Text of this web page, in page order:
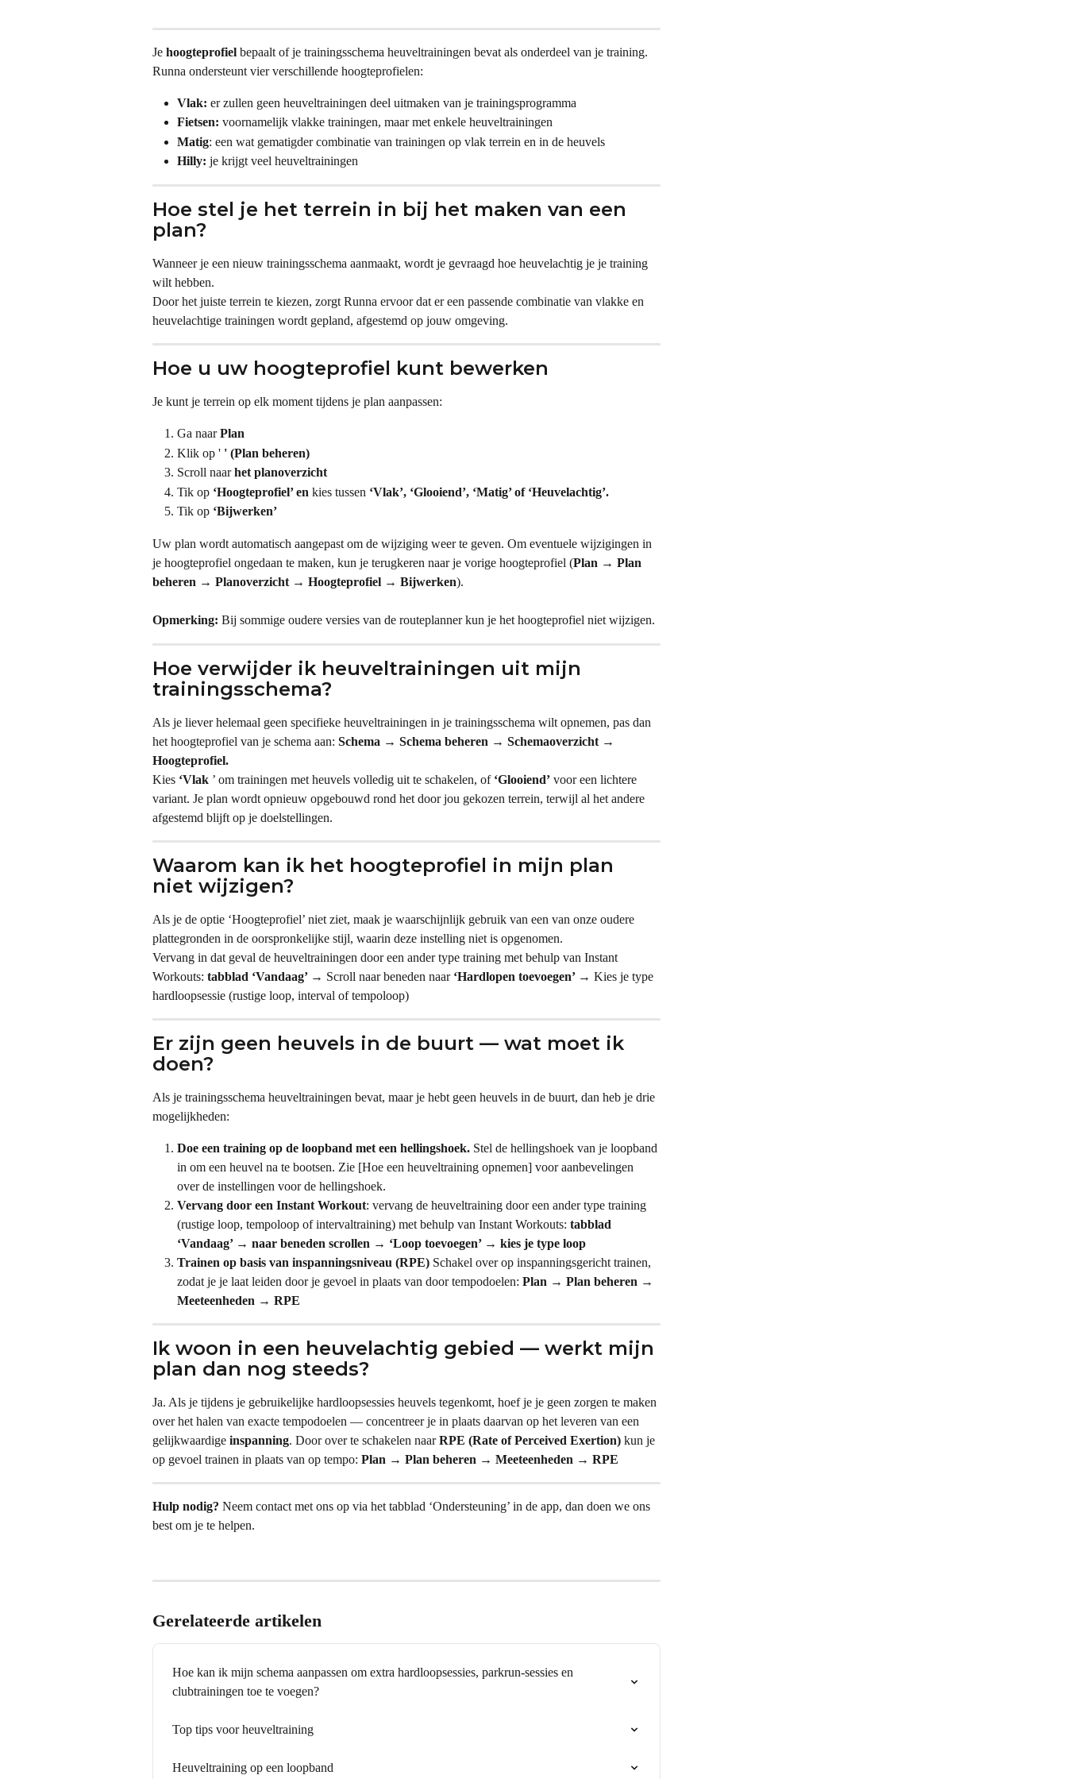
Je hoogteprofiel bepaalt of je trainingsschema heuveltrainingen bevat als onderdeel van je training.
Runna ondersteunt vier verschillende hoogteprofielen:
Vlak: er zullen geen heuveltrainingen deel uitmaken van je trainingsprogramma
Fietsen: voornamelijk vlakke trainingen, maar met enkele heuveltrainingen
Matig: een wat gematigder combinatie van trainingen op vlak terrein en in de heuvels
Hilly: je krijgt veel heuveltrainingen
Hoe stel je het terrein in bij het maken van een
plan?
Wanneer je een nieuw trainingsschema aanmaakt, wordt je gevraagd hoe heuvelachtig je je training
wilt hebben.
Door het juiste terrein te kiezen, zorgt Runna ervoor dat er een passende combinatie van vlakke en
heuvelachtige trainingen wordt gepland, afgestemd op jouw omgeving.
Hoe u uw hoogteprofiel kunt bewerken
Je kunt je terrein op elk moment tijdens je plan aanpassen:
Ga naar Plan
Klik op ' ' (Plan beheren)
Scroll naar het planoverzicht
Tik op ‘Hoogteprofiel’ en kies tussen ‘Vlak’, ‘Glooiend’, ‘Matig’ of ‘Heuvelachtig’.
Tik op ‘Bijwerken’
Uw plan wordt automatisch aangepast om de wijziging weer te geven. Om eventuele wijzigingen in
je hoogteprofiel ongedaan te maken, kun je terugkeren naar je vorige hoogteprofiel (Plan → Plan
beheren → Planoverzicht → Hoogteprofiel → Bijwerken).
Opmerking: Bij sommige oudere versies van de routeplanner kun je het hoogteprofiel niet wijzigen.
Hoe verwijder ik heuveltrainingen uit mijn
trainingsschema?
Als je liever helemaal geen specifieke heuveltrainingen in je trainingsschema wilt opnemen, pas dan
het hoogteprofiel van je schema aan: Schema → Schema beheren → Schemaoverzicht →
Hoogteprofiel.
Kies ‘Vlak ’ om trainingen met heuvels volledig uit te schakelen, of ‘Glooiend’ voor een lichtere
variant. Je plan wordt opnieuw opgebouwd rond het door jou gekozen terrein, terwijl al het andere
afgestemd blijft op je doelstellingen.
Waarom kan ik het hoogteprofiel in mijn plan
niet wijzigen?
Als je de optie ‘Hoogteprofiel’ niet ziet, maak je waarschijnlijk gebruik van een van onze oudere
plattegronden in de oorspronkelijke stijl, waarin deze instelling niet is opgenomen.
Vervang in dat geval de heuveltrainingen door een ander type training met behulp van Instant
Workouts: tabblad ‘Vandaag’ → Scroll naar beneden naar ‘Hardlopen toevoegen’ → Kies je type
hardloopsessie (rustige loop, interval of tempoloop)
Er zijn geen heuvels in de buurt — wat moet ik
doen?
Als je trainingsschema heuveltrainingen bevat, maar je hebt geen heuvels in de buurt, dan heb je drie
mogelijkheden:
Doe een training op de loopband met een hellingshoek. Stel de hellingshoek van je loopband
in om een heuvel na te bootsen. Zie [Hoe een heuveltraining opnemen] voor aanbevelingen
over de instellingen voor de hellingshoek.
Vervang door een Instant Workout: vervang de heuveltraining door een ander type training
(rustige loop, tempoloop of intervaltraining) met behulp van Instant Workouts: tabblad
‘Vandaag’ → naar beneden scrollen → ‘Loop toevoegen’ → kies je type loop
Trainen op basis van inspanningsniveau (RPE) Schakel over op inspanningsgericht trainen,
zodat je je laat leiden door je gevoel in plaats van door tempodoelen: Plan → Plan beheren →
Meeteenheden → RPE
Ik woon in een heuvelachtig gebied — werkt mijn
plan dan nog steeds?
Ja. Als je tijdens je gebruikelijke hardloopsessies heuvels tegenkomt, hoef je je geen zorgen te maken
over het halen van exacte tempodoelen — concentreer je in plaats daarvan op het leveren van een
gelijkwaardige inspanning. Door over te schakelen naar RPE (Rate of Perceived Exertion) kun je
op gevoel trainen in plaats van op tempo: Plan → Plan beheren → Meeteenheden → RPE
Hulp nodig? Neem contact met ons op via het tabblad ‘Ondersteuning’ in de app, dan doen we ons
best om je te helpen.
Gerelateerde artikelen
Hoe kan ik mijn schema aanpassen om extra hardloopsessies, parkrun-sessies en
clubtrainingen toe te voegen?
Top tips voor heuveltraining
Heuveltraining op een loopband